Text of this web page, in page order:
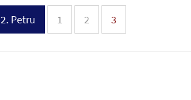
2. Petru 1 2 3